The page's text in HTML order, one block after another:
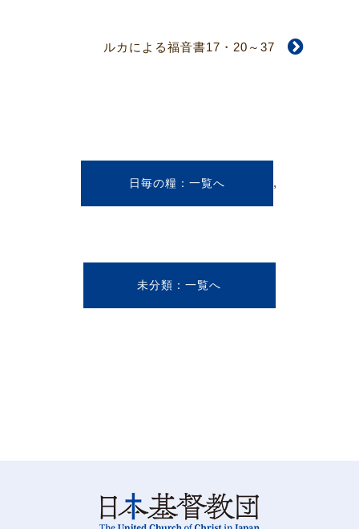
ルカによる福音書17・20～37
日毎の糧 ,
未分類